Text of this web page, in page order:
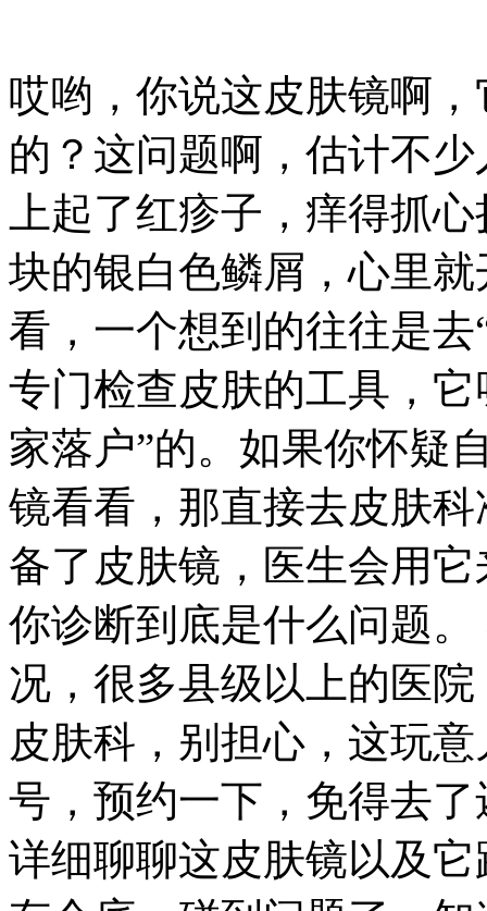
哎哟，你说这皮肤镜啊
的？这问题啊，估计不
上起了红疹子，痒得抓
块的银白色鳞屑，心里
看，一个想到的往往是
专门检查皮肤的工具，
家落户”的。如果你怀疑
镜看看，那直接去皮肤
备了皮肤镜，医生会用
你诊断到底是什么问题
况，很多县级以上的医
皮肤科，别担心，这玩
号，预约一下，免得去
详细聊聊这皮肤镜以及